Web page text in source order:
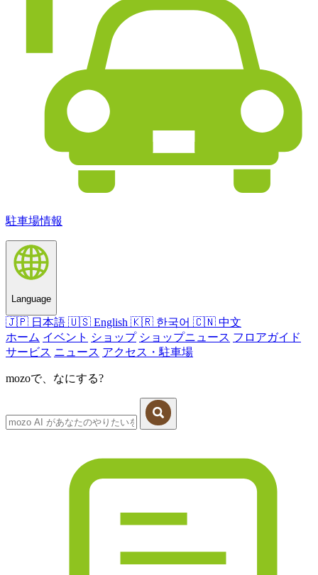
駐車場情報
Language
🇯🇵 日本語 🇺🇸 English 🇰🇷 한국어 🇨🇳 中文
ホーム イベント ショップ ショップニュース フロアガイド
サービス ニュース アクセス・駐車場
mozoで、なにする?